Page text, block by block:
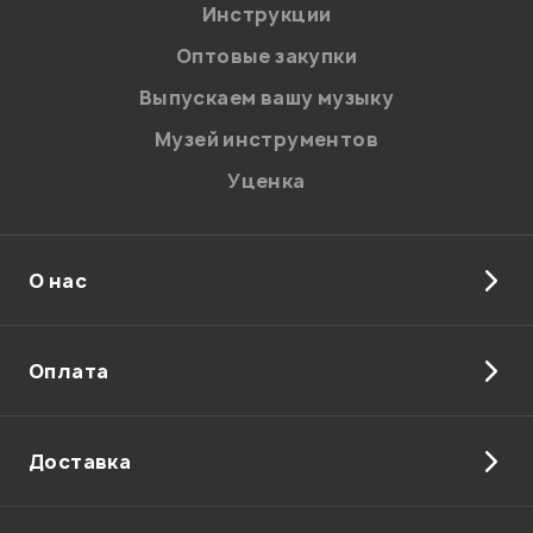
Инструкции
Оптовые закупки
Выпускаем вашу музыку
Музей инструментов
Уценка
О нас
Оплата
Доставка